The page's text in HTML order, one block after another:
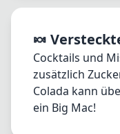
🍬
Cocktails und
zusätzlich
Colada kann
ein Big Mac!